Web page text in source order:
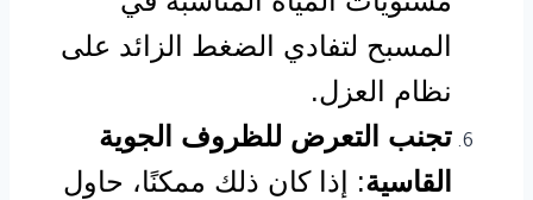
المسبح لتفادي الضغط الزائد على
نظام العزل.
تجنب التعرض للظروف الجوية
القاسية: إذا كان ذلك ممكنًا، حاول